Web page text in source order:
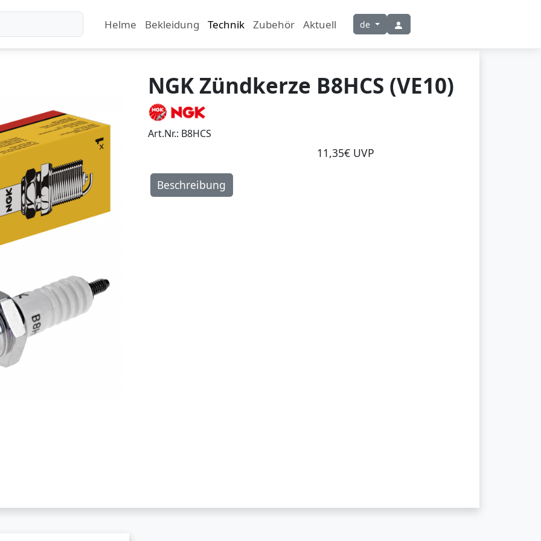
Helme Bekleidung Technik Zubehör Aktuell de
NGK Zündkerze B8HCS (VE10)
Art.Nr.: B8HCS
11,35€ UVP
Beschreibung